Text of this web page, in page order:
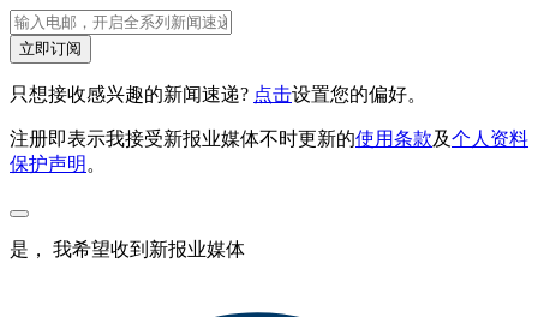
立即订阅
只想接收感兴趣的新闻速递? 点击设置您的偏好。
注册即表示我接受新报业媒体不时更新的使用条款及个人资料
保护声明 。
是， 我希望收到新报业媒体